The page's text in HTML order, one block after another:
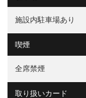
施設内駐車場あり
喫煙
全席禁煙
取り扱いカード